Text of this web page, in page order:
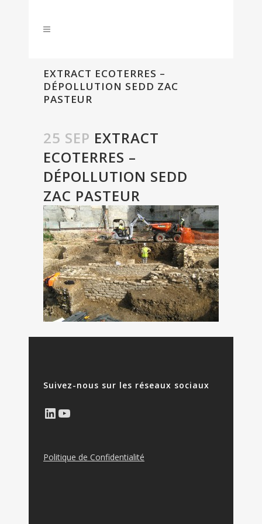
EXTRACT ECOTERRES –
DÉPOLLUTION SEDD ZAC
PASTEUR
25 SEP EXTRACT
ECOTERRES –
DÉPOLLUTION SEDD
ZAC PASTEUR
Suivez-nous sur les réseaux sociaux
LinkedIn
YouTube
Politique de Confidentialité